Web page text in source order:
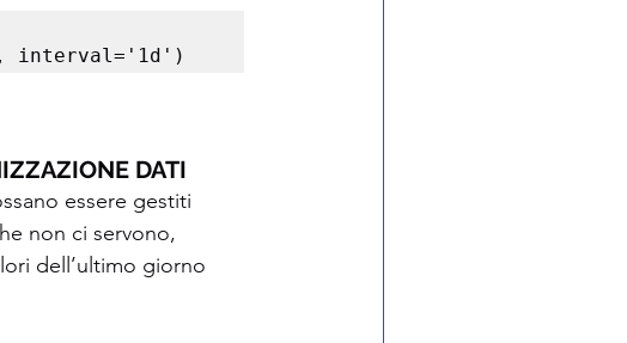
interval='1d')
DATI
essere gestiti
non ci servono,
dell’ultimo giorno